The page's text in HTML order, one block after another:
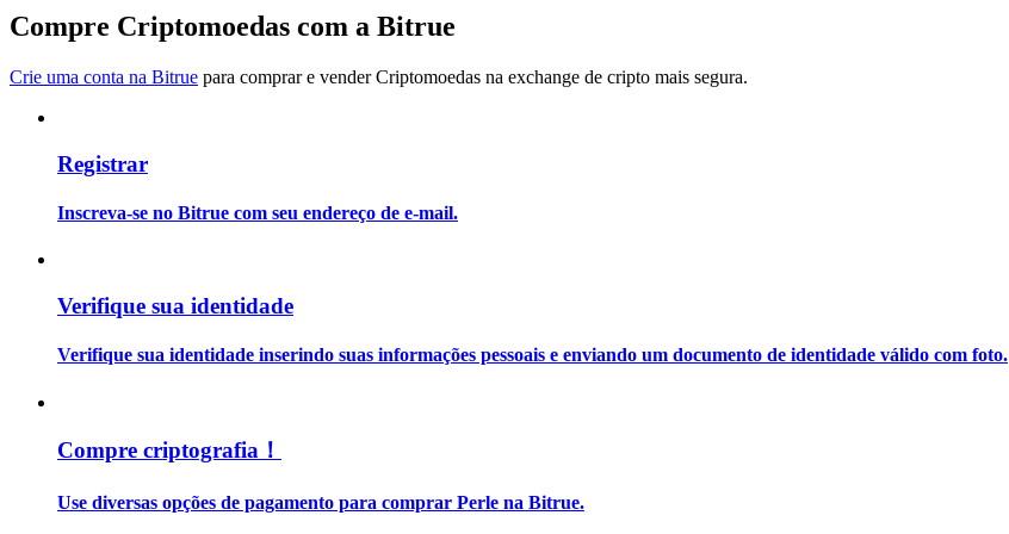
Torne-se um Trader de Cópias
Informação
Análise de big data, incluindo informações comerciais, etc.
Compre Criptomoedas com a Bitrue
Crie uma conta na Bitrue para comprar e vender Criptomoedas na exchange de cripto mais segura.
Registrar
Inscreva-se no Bitrue com seu endereço de e-mail.
Verifique sua identidade
Verifique sua identidade inserindo suas informações pessoais e enviando um documento de identidade válido com foto.
Compre criptografia！
Use diversas opções de pagamento para comprar Perle na Bitrue.